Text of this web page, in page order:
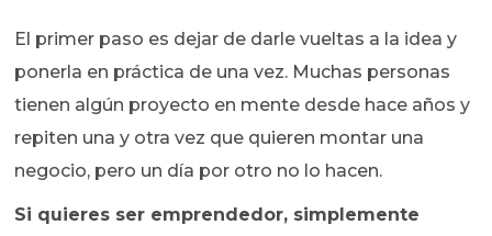
El primer paso es dejar de darle vueltas a la idea y
ponerla en práctica de una vez. Muchas personas
tienen algún proyecto en mente desde hace años y
repiten una y otra vez que quieren montar una
negocio, pero un día por otro no lo hacen.
Si quieres ser emprendedor, simplemente